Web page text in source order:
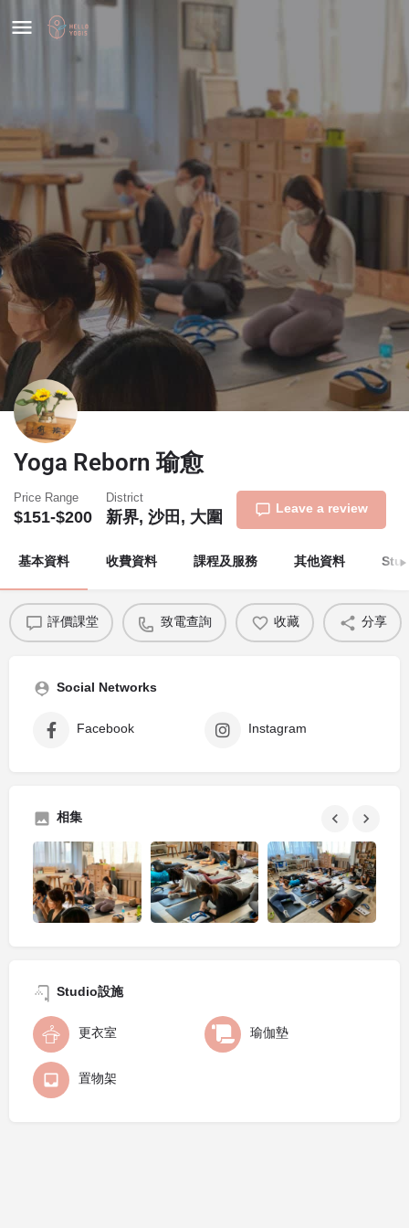
Yoga Reborn 瑜愈
Price Range
$151-$200
District
新界, 沙田, 大圍 Leave a review
基本資料 收費資料 課程及服務 其他資料
評價課堂 致電查詢 收藏 分享
Social Networks
Facebook Instagram
相集
Studio設施
更衣室 瑜伽墊
置物架